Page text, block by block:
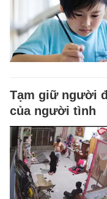
Tạm giữ người
của người tình